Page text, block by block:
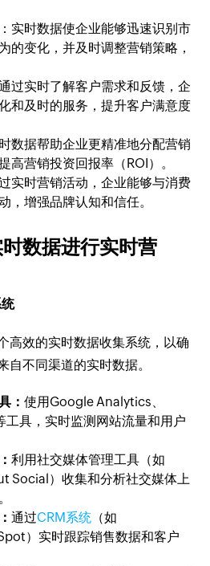
实时数据使企业能够迅速识别市
的变化，并及时调整营销策略，
通过实时了解客户需求和反馈，企
和及时的服务，提升客户满意度
时数据帮助企业更精准地分配营销
高营销投资回报率（ROI）。
过实时营销活动，企业能够与消费
，增强品牌认知和信任。
数据进行实时营
高效的实时数据收集系统，以确
自不同渠道的实时数据。
：使用Google Analytics、
具，实时监测网站流量和用户
利用社交媒体管理工具（如
Social）收集和分析社交媒体上
通过CRM系统 （如
）实时跟踪销售数据和客户